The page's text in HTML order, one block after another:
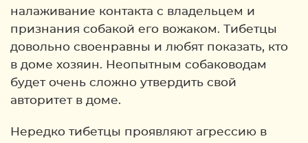
налаживание контакта с владельцем и
признания собакой его вожаком. Тибетцы
довольно своенравны и любят показать, кто
в доме хозяин. Неопытным собаководам
будет очень сложно утвердить свой
авторитет в доме.
Нередко тибетцы проявляют агрессию в